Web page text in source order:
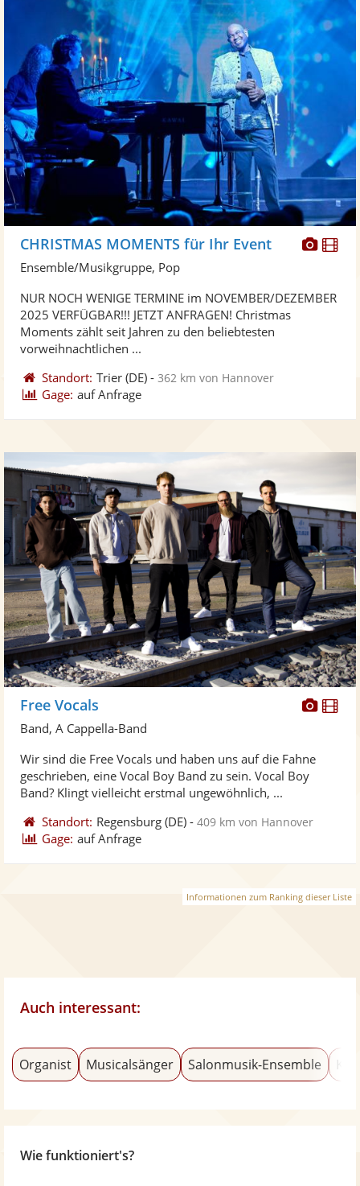
Fotos
CHRISTMAS MOMENTS für Ihr Event
Ensemble/Musikgruppe, Pop
NUR NOCH WENIGE TERMINE im NOVEMBER/DEZEMBER
2025 VERFÜGBAR!!! JETZT ANFRAGEN! Christmas
Moments zählt seit Jahren zu den beliebtesten
vorweihnachtlichen ...
Standort: Trier (DE) -362 km von Hannover
Gage: auf Anfrage
Free Vocals
Band, A Cappella-Band
Wir sind die Free Vocals und haben uns auf die Fahne
geschrieben, eine Vocal Boy Band zu sein. Vocal Boy
Band? Klingt vielleicht erstmal ungewöhnlich, ...
Standort: Regensburg (DE) -409 km von Hannover
Gage: auf Anfrage
Informationen zum Ranking dieser Liste
Auch interessant:
Organist Musicalsänger Salonmusik-Ensemble
Wie funktioniert's?